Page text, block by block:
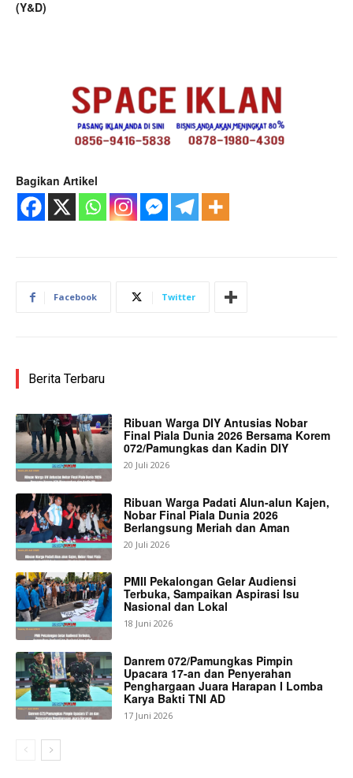
(Y&D)
Bagikan Artikel
Facebook Twitter
Berita Terbaru
Ribuan Warga DIY Antusias Nobar
Final Piala Dunia 2026 Bersama Korem
072/Pamungkas dan Kadin DIY
20 Juli 2026
Ribuan Warga Padati Alun-alun Kajen,
Nobar Final Piala Dunia 2026
Berlangsung Meriah dan Aman
20 Juli 2026
PMII Pekalongan Gelar Audiensi
Terbuka, Sampaikan Aspirasi Isu
Nasional dan Lokal
18 Juni 2026
Danrem 072/Pamungkas Pimpin
Upacara 17-an dan Penyerahan
Penghargaan Juara Harapan I Lomba
Karya Bakti TNI AD
17 Juni 2026